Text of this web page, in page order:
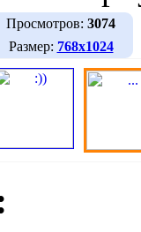
Просмотров: 3074
Размер: 768х1024